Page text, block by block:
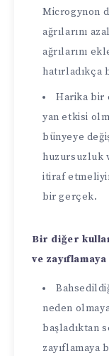
Microgynon
ağrılarını
ağrılarını
hatırladıkça
Harika bir
yan etkisi
bünyeye
huzursuzluk
itiraf
bir gerçek.
Bir diğer
ve
neden
başladıktan
zayıflamaya